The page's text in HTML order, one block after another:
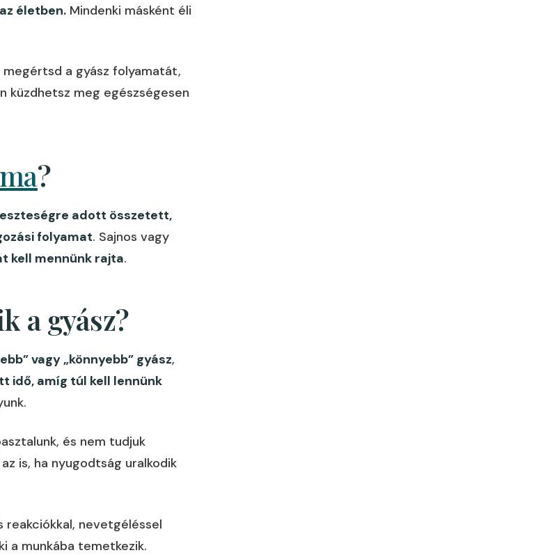
életben.Mindenki másként éli
a gyász folyamatát,
küzdhetsz meg egészségesen
?
adott összetett,
folyamat. Sajnos vagy
kell mennünk rajta.
a gyász?
vagy „könnyebb” gyász,
idő, amíg túl kell lennünk
és nem tudjuk
is, ha nyugodtság uralkodik
reakciókkal, nevetgéléssel
a munkába temetkezik.